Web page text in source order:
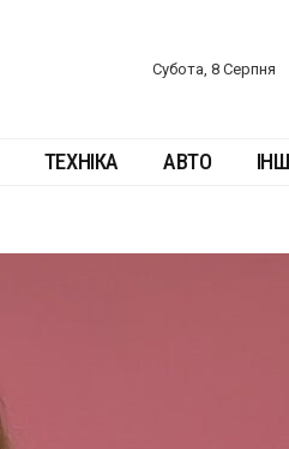
Субота, 8 Серпня
ТЕХНІКА АВТО